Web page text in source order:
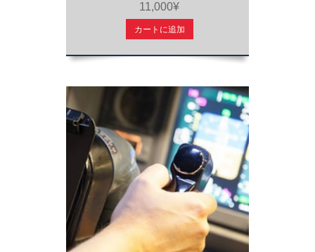
11,000¥
カートに追加